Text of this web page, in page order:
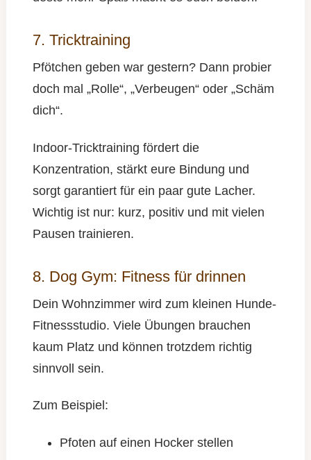
7. Tricktraining
Pfötchen geben war gestern? Dann probier
doch mal „Rolle“, „Verbeugen“ oder „Schäm
dich“.
Indoor-Tricktraining fördert die
Konzentration, stärkt eure Bindung und
sorgt garantiert für ein paar gute Lacher.
Wichtig ist nur: kurz, positiv und mit vielen
Pausen trainieren.
8. Dog Gym: Fitness für drinnen
Dein Wohnzimmer wird zum kleinen Hunde-
Fitnessstudio. Viele Übungen brauchen
kaum Platz und können trotzdem richtig
sinnvoll sein.
Zum Beispiel:
Pfoten auf einen Hocker stellen